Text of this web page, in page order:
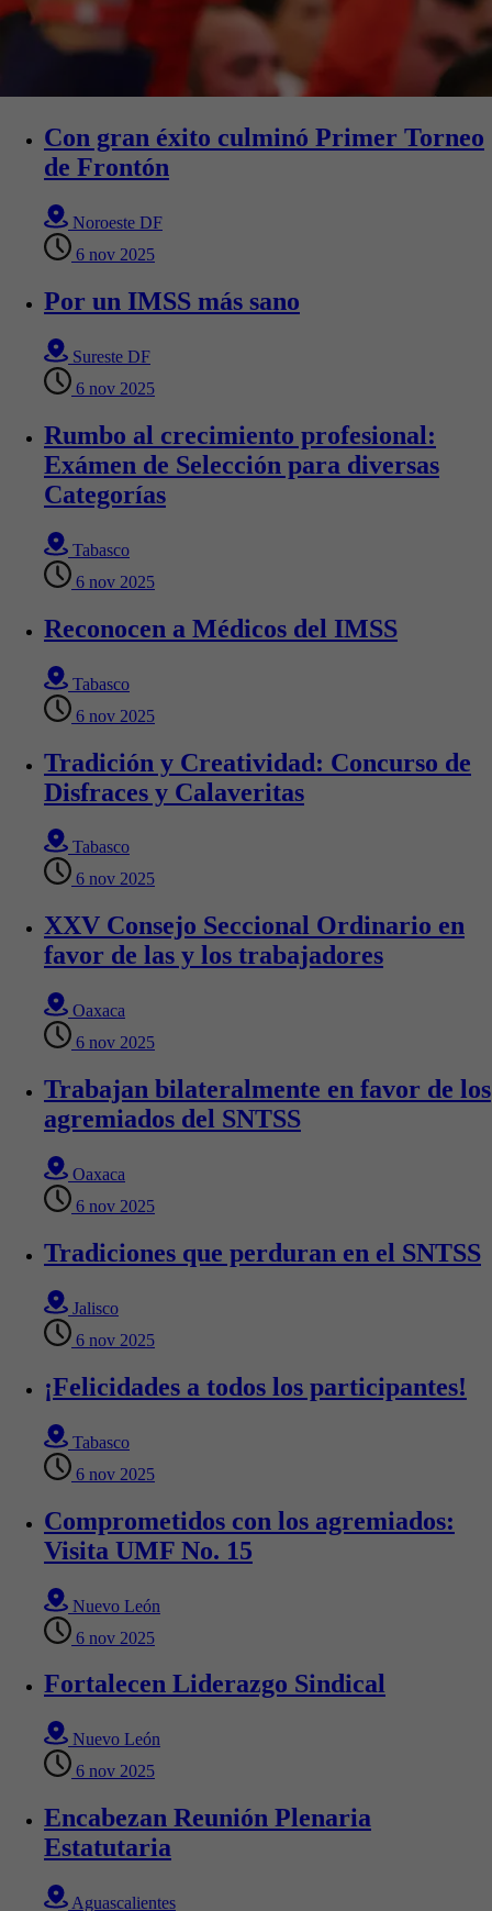
Con gran éxito culminó Primer Torneo
de Frontón
Noroeste DF
6 nov 2025
Por un IMSS más sano
Sureste DF
6 nov 2025
Rumbo al crecimiento profesional:
Exámen de Selección para diversas
Categorías
Tabasco
6 nov 2025
Reconocen a Médicos del IMSS
Tabasco
6 nov 2025
Tradición y Creatividad: Concurso de
Disfraces y Calaveritas
Tabasco
6 nov 2025
XXV Consejo Seccional Ordinario en
favor de las y los trabajadores
Oaxaca
6 nov 2025
Trabajan bilateralmente en favor de los
agremiados del SNTSS
Oaxaca
6 nov 2025
Tradiciones que perduran en el SNTSS
Jalisco
6 nov 2025
¡Felicidades a todos los participantes!
Tabasco
6 nov 2025
Comprometidos con los agremiados:
Visita UMF No. 15
Nuevo León
6 nov 2025
Fortalecen Liderazgo Sindical
Nuevo León
6 nov 2025
Encabezan Reunión Plenaria
Estatutaria
Aguascalientes